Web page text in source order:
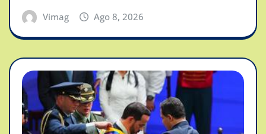
Vimag Ago 8, 2026